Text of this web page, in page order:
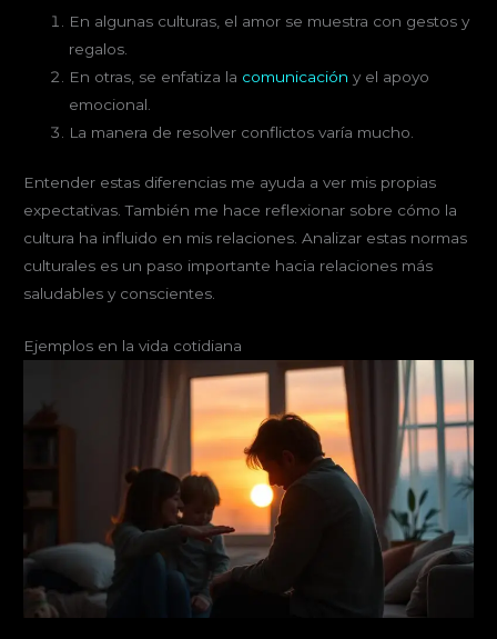
En algunas culturas, el amor se muestra con gestos y
regalos.
En otras, se enfatiza la comunicación y el apoyo
emocional.
La manera de resolver conflictos varía mucho.
Entender estas diferencias me ayuda a ver mis propias
expectativas. También me hace reflexionar sobre cómo la
cultura ha influido en mis relaciones. Analizar estas normas
culturales es un paso importante hacia relaciones más
saludables y conscientes.
Ejemplos en la vida cotidiana